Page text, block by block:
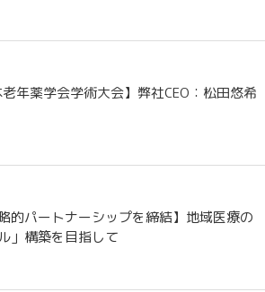
年薬学会学術大会】弊社CEO：松田悠希
的パートナーシップを締結】地域医療の
」構築を目指して